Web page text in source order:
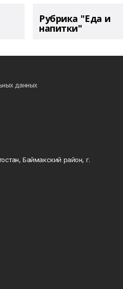
Рубрика "Еда и
напитки"
данных
Баймакский район, г.